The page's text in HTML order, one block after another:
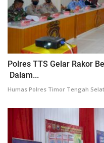
Polres TTS Gelar Rakor
Dalam...
Humas Polres Timor Tengah